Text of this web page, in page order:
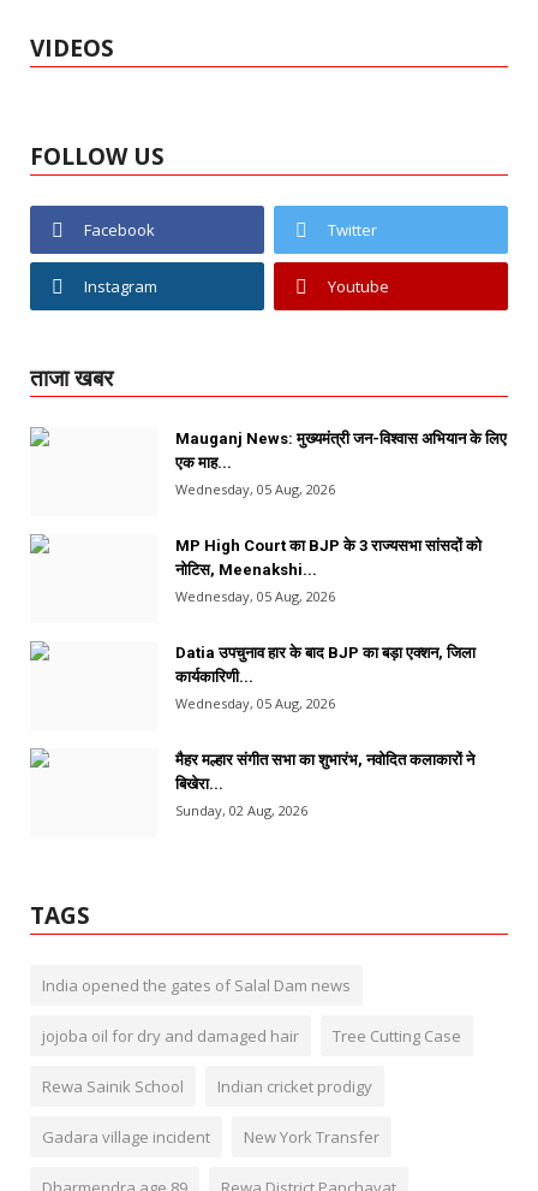
VIDEOS
FOLLOW US
Facebook Twitter
Instagram Youtube
ताजा खबर
Mauganj News: मुख्यमंत्री जन-विश्वास अभियान के लिए
एक माह...
Wednesday, 05 Aug, 2026
MP High Court का BJP के 3 राज्यसभा सांसदों को
नोटिस, Meenakshi...
Wednesday, 05 Aug, 2026
Datia उपचुनाव हार के बाद BJP का बड़ा एक्शन, जिला
कार्यकारिणी...
Wednesday, 05 Aug, 2026
मैहर मल्हार संगीत सभा का शुभारंभ, नवोदित कलाकारों ने
बिखेरा...
Sunday, 02 Aug, 2026
TAGS
India opened the gates of Salal Dam news
jojoba oil for dry and damaged hair Tree Cutting Case
Rewa Sainik School Indian cricket prodigy
Gadara village incident New York Transfer